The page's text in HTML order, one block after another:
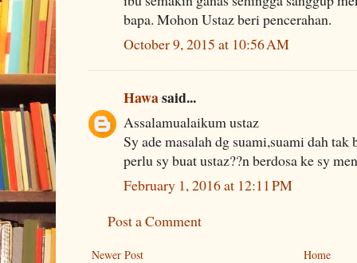
bapa. Mohon Ustaz beri pencerahan.
October 9, 2015 at 10:56 AM
Hawasaid...
Assalamualaikum ustaz
Sy ade masalah dg suami,suami dah
perlu sy buat ustaz??n berdosa ke sy
February 1, 2016 at 12:11 PM
Post a Comment
Newer Post Home